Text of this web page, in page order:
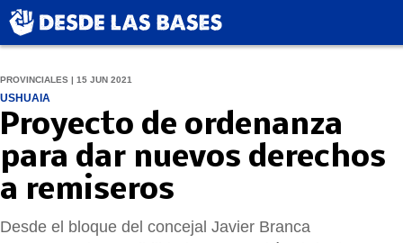
PROVINCIALES | 15 JUN 2021
USHUAIA
Proyecto de ordenanza
para dar nuevos derechos
a remiseros
Desde el bloque del concejal Javier Branca